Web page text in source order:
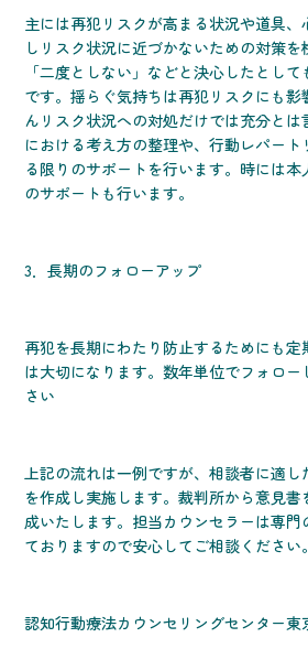
主には再犯リスクが高まる状況や道具、
しリスク状況に近づかないための対策を
「二度としない」などと決心したとし
です。揺らぐ気持ちは再犯リスクにも影
んリスク状況への対処だけでは充分と
における考え方の整理や、行動レパート
る限りのサポートを行います。時には
のサポートも行います。
3．長期のフォローアップ
再犯を長期にわたり防止するためにも
は大切になります。数年単位でフォロ
さい
上記の流れは一例ですが、相談者に適し
を作成し実施します。裁判所から意見
成いたします。担当カウンセラーは専門
ておりますので安心してご相談ください。
認知行動療法カウンセリングセンター東